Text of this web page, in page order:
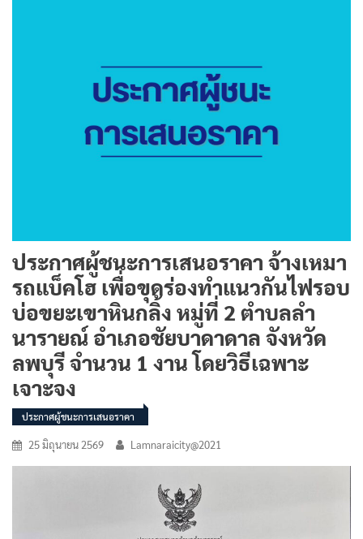
ประกาศผู้ชนะการเสนอราคา จ้างเหมา
รถแบ็คโฮ เพื่อขุดร่องทำแนวกันไฟรอบ
บ่อขยะเขาหินกลิ้ง หมู่ที่ 2 ตำบลลำ
นารายณ์ อำเภอชัยบาดาดาล จังหวัด
ลพบุรี จำนวน 1 งาน โดยวิธีเฉพาะ
เจาะจง
ประกาศผู้ชนะการเสนอราคา
25 มิถุนายน 2569 Lamnaraicity@2021